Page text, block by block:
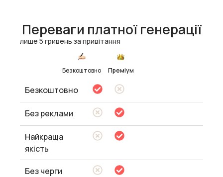
Переваги платної генерації
лише 5 гривень за привітання
Безкоштовно Преміум
Безкоштовно
Без реклами
Найкраща
якість
Без черги